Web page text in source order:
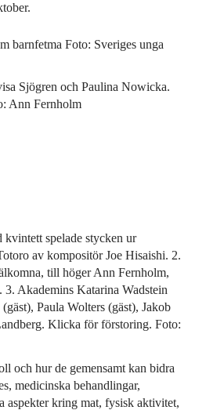
Sjögren och Paulina Nowicka.
Ann Fernholm
spelade stycken ur
av kompositör Joe Hisaishi. 2.
till höger Ann Fernholm,
3. Akademins Katarina Wadstein
Paula Wolters (gäst), Jakob
Klicka för förstoring. Foto:
och hur de gemensamt kan bidra
medicinska behandlingar,
aspekter kring mat, fysisk aktivitet,